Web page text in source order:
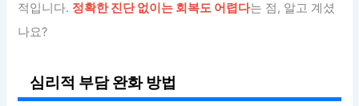
적입니다. 정확한 진단 없이는 회복도 어렵다는 점, 알고 계셨
나요?
심리적 부담 완화 방법